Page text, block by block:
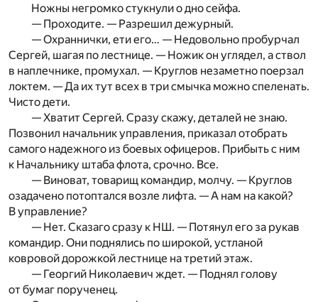
Ножны негромко стукнули о дно сейфа.
— Проходите. — Разрешил дежурный.
— Охраннички, ети его… — Недовольно пробурчал
Сергей, шагая по лестнице. — Ножик он углядел, а ствол
в наплечнике, промухал. — Круглов незаметно поерзал
локтем. — Да их тут всех в три смычка можно спеленать.
Чисто дети.
— Хватит Сергей. Сразу скажу, деталей не знаю.
Позвонил начальник управления, приказал отобрать
самого надежного из боевых офицеров. Прибыть с ним
к Начальнику штаба флота, срочно. Все.
— Виноват, товарищ командир, молчу. — Круглов
озадачено потоптался возле лифта. — А нам на какой?
В управление?
— Нет. Сказаго сразу к НШ. — Потянул его за рукав
командир. Они поднялись по широкой, устланой
ковровой дорожкой лестнице на третий этаж.
— Георгий Николаевич ждет. — Поднял голову
от бумаг порученец.